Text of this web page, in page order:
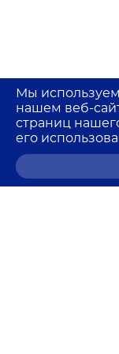
Мы
нашем веб-
страниц
его